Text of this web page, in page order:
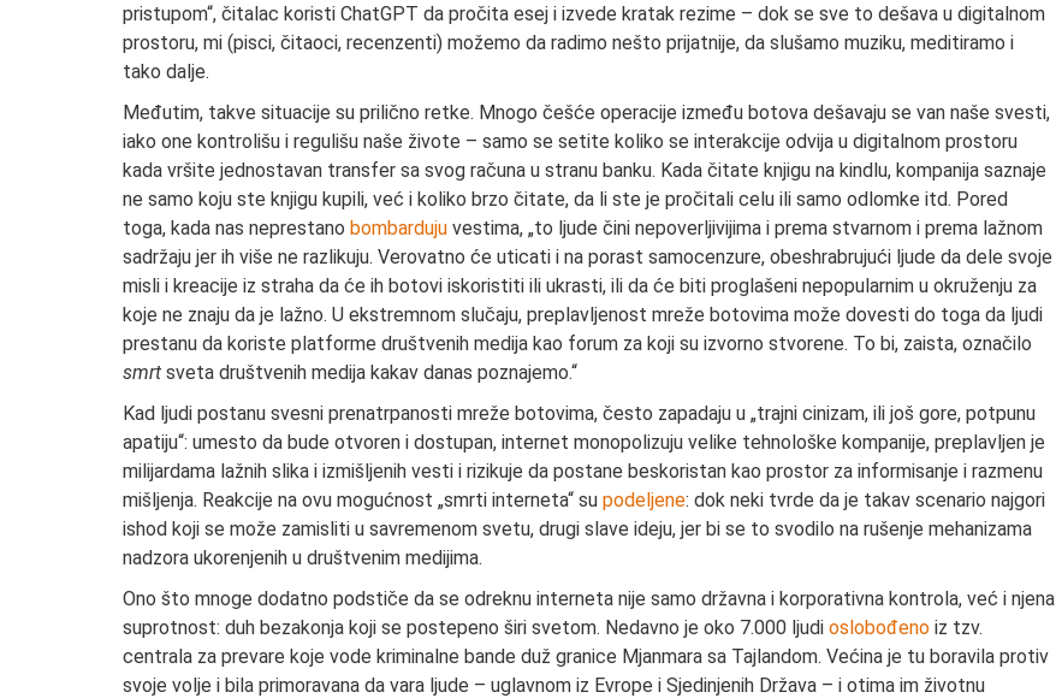
pristupom“, čitalac koristi ChatGPT da pročita esej i izvede kratak rezime – dok se sve to dešava u digitalnom
prostoru, mi (pisci, čitaoci, recenzenti) možemo da radimo nešto prijatnije, da slušamo muziku, meditiramo i
tako dalje.
Međutim, takve situacije su prilično retke. Mnogo češće operacije između botova dešavaju se van naše svesti,
iako one kontrolišu i regulišu naše živote – samo se setite koliko se interakcije odvija u digitalnom prostoru
kada vršite jednostavan transfer sa svog računa u stranu banku. Kada čitate knjigu na kindlu, kompanija saznaje
ne samo koju ste knjigu kupili, već i koliko brzo čitate, da li ste je pročitali celu ili samo odlomke itd. Pored
toga, kada nas neprestano bombarduju vestima, „to ljude čini nepoverljivijima i prema stvarnom i prema lažnom
sadržaju jer ih više ne razlikuju. Verovatno će uticati i na porast samocenzure, obeshrabrujući ljude da dele svoje
misli i kreacije iz straha da će ih botovi iskoristiti ili ukrasti, ili da će biti proglašeni nepopularnim u okruženju za
koje ne znaju da je lažno. U ekstremnom slučaju, preplavljenost mreže botovima može dovesti do toga da ljudi
prestanu da koriste platforme društvenih medija kao forum za koji su izvorno stvorene. To bi, zaista, označilo
smrt sveta društvenih medija kakav danas poznajemo.“
Kad ljudi postanu svesni prenatrpanosti mreže botovima, često zapadaju u „trajni cinizam, ili još gore, potpunu
apatiju“: umesto da bude otvoren i dostupan, internet monopolizuju velike tehnološke kompanije, preplavljen je
milijardama lažnih slika i izmišljenih vesti i rizikuje da postane beskoristan kao prostor za informisanje i razmenu
mišljenja. Reakcije na ovu mogućnost „smrti interneta“ su podeljene: dok neki tvrde da je takav scenario najgori
ishod koji se može zamisliti u savremenom svetu, drugi slave ideju, jer bi se to svodilo na rušenje mehanizama
nadzora ukorenjenih u društvenim medijima.
Ono što mnoge dodatno podstiče da se odreknu interneta nije samo državna i korporativna kontrola, već i njena
suprotnost: duh bezakonja koji se postepeno širi svetom. Nedavno je oko 7.000 ljudi oslobođeno iz tzv.
centrala za prevare koje vode kriminalne bande duž granice Mjanmara sa Tajlandom. Većina je tu boravila protiv
svoje volje i bila primoravana da vara ljude – uglavnom iz Evrope i Sjedinjenih Država – i otima im životnu